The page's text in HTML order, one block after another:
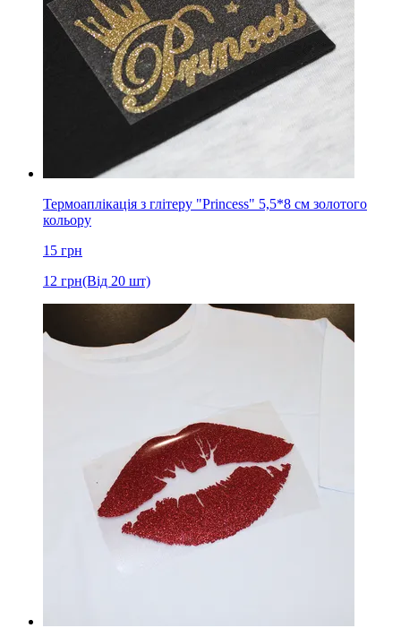
Термоаплікація з глітеру "Princess" 5,5*8 см золотого
кольору
15 грн
12 грн(Від 20 шт)